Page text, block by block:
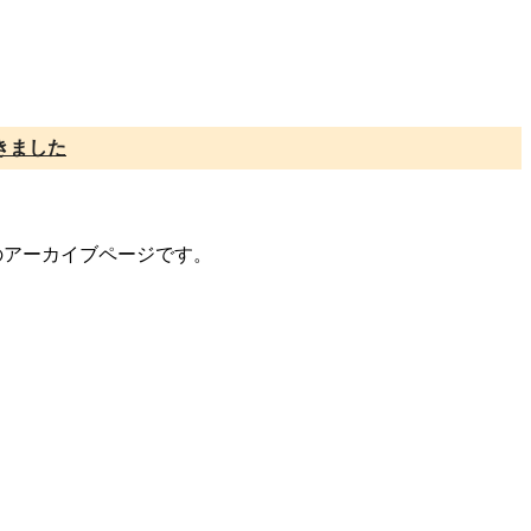
ました
ーカイブページです。